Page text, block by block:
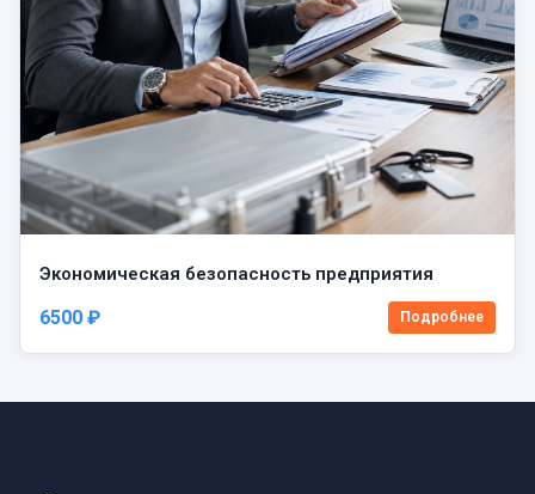
Экономическая безопасность предприятия
6500 ₽ Подробнее